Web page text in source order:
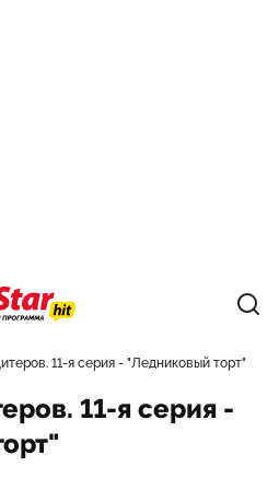
11-я серия - "Ледниковый торт"
11-я серия -